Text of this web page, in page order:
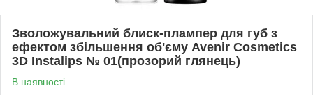
Зволожувальний блиск-плампер для губ з
ефектом збільшення об'єму Avenir Cosmetics
3D Instalips № 01(прозорий глянець)
В наявності